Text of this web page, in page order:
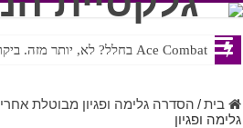
Ace Combat בחלל? לא, יותר מזה. ביקורת המשחק Chorus
Steven Universe והשירים שתורגמו בצורה נוראית לעברית
בית / הסדרה גלימה ופגיון מבוטלת אחרי 2 עונות
גלימה ופגיון